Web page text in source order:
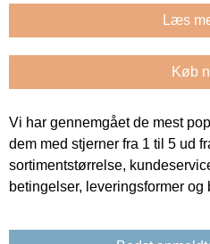
Læs
Køb
Vi har gennemgået de mest
dem med stjerner fra 1 til 5 ud
sortimentstørrelse,
betingelser, leveringsformer